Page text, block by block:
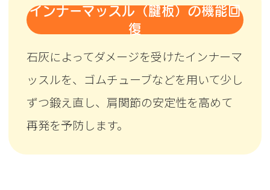
インナーマッスル（腱板）の機能回
復
石灰によってダメージを受けたインナーマ
ッスルを、ゴムチューブなどを用いて少し
ずつ鍛え直し、肩関節の安定性を高めて
再発を予防します。